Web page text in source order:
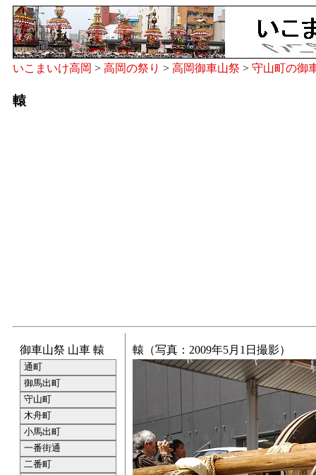
いこまいけ高岡 > 高岡の祭り > 高岡御車山祭 > 守山町の御
轅
轅（写真：2009年5月1日撮影）
御車山祭 山車 轅
通町
御馬出町
守山町
木舟町
小馬出町
一番街通
二番町